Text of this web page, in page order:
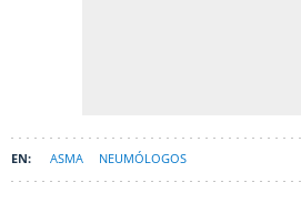
ASMA NEUMÓLOGOS